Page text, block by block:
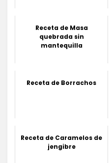
Receta de Masa
quebrada sin
mantequilla
Receta de Borrachos
Receta de Caramelos de
jengibre